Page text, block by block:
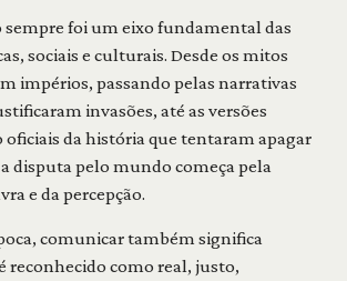
sempre foi um eixo fundamental das
sociais e culturais. Desde os mitos
impérios, passando pelas narrativas
invasões, até as versões
da história que tentaram apagar
disputa pelo mundo começa pela
e da percepção.
comunicar também significa
reconhecido como real, justo,